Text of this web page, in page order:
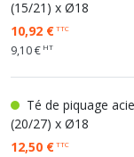
(15/21) x Ø18
10,92 €TTC
9,10 € HT
Té de piquage
(20/27) x Ø18
12,50 €TTC